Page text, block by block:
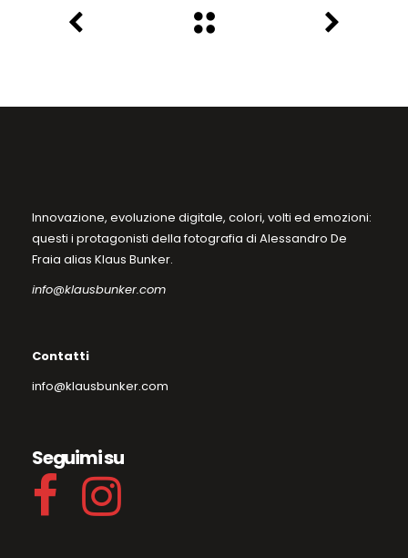
Innovazione, evoluzione digitale, colori, volti ed emozioni:
questi i protagonisti della fotografia di Alessandro De
Fraia alias Klaus Bunker.
info@klausbunker.com
Contatti
info@klausbunker.com
Seguimi su